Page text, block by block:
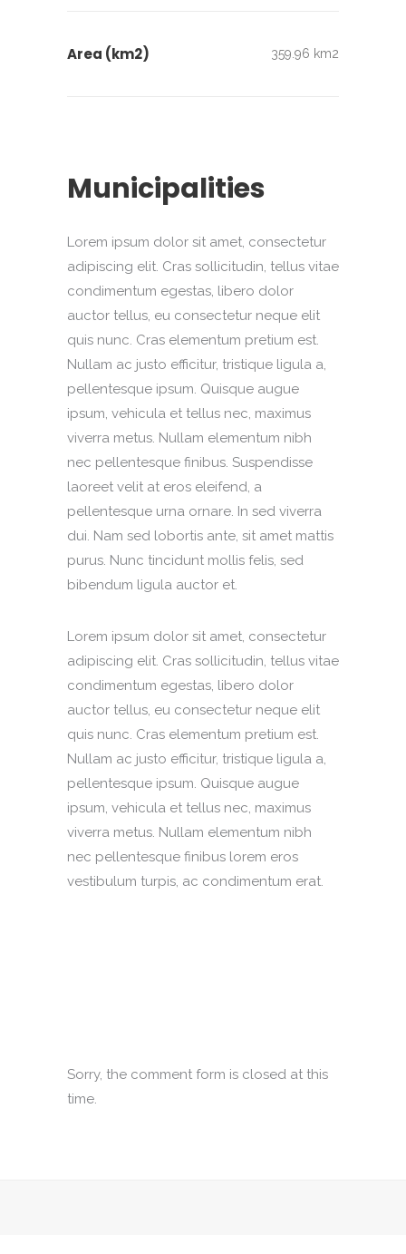
Area (km2) 359.96 km2
Municipalities
Lorem ipsum dolor sit amet, consectetur
adipiscing elit. Cras sollicitudin, tellus vitae
condimentum egestas, libero dolor
auctor tellus, eu consectetur neque elit
quis nunc. Cras elementum pretium est.
Nullam ac justo efficitur, tristique ligula a,
pellentesque ipsum. Quisque augue
ipsum, vehicula et tellus nec, maximus
viverra metus. Nullam elementum nibh
nec pellentesque finibus. Suspendisse
laoreet velit at eros eleifend, a
pellentesque urna ornare. In sed viverra
dui. Nam sed lobortis ante, sit amet mattis
purus. Nunc tincidunt mollis felis, sed
bibendum ligula auctor et.
Lorem ipsum dolor sit amet, consectetur
adipiscing elit. Cras sollicitudin, tellus vitae
condimentum egestas, libero dolor
auctor tellus, eu consectetur neque elit
quis nunc. Cras elementum pretium est.
Nullam ac justo efficitur, tristique ligula a,
pellentesque ipsum. Quisque augue
ipsum, vehicula et tellus nec, maximus
viverra metus. Nullam elementum nibh
nec pellentesque finibus lorem eros
vestibulum turpis, ac condimentum erat.
Sorry, the comment form is closed at this
time.